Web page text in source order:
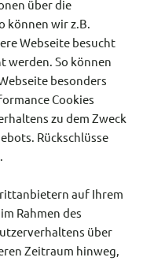
über die
können wir z.B.
Webseite besucht
werden. So können
besonders
Cookies
zu dem Zweck
Rückschlüsse
auf Ihrem
Rahmen des
über
Zeitraum hinweg,